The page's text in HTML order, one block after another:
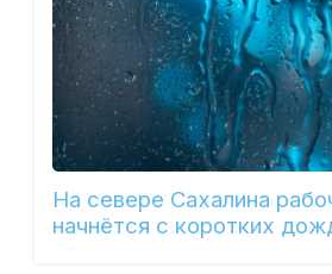
На севере Сахалина
начнётся с коротких